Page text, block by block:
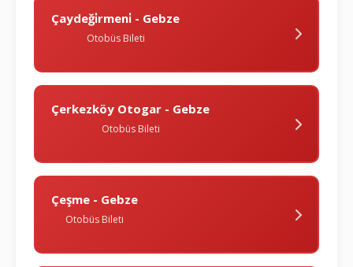
Çaydeği̇rmeni̇ - Gebze
Otobüs Bileti
Çerkezköy Otogar - Gebze
Otobüs Bileti
Çeşme - Gebze
Otobüs Bileti